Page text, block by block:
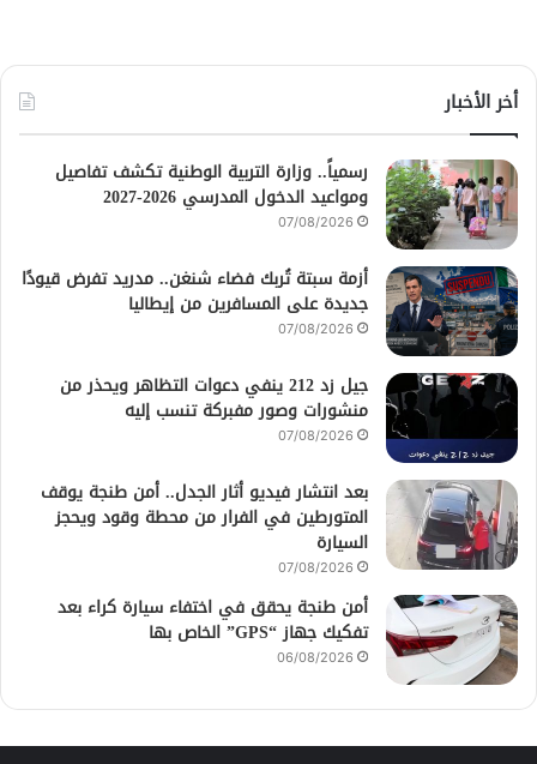
أخر الأخبار
رسمياً.. وزارة التربية الوطنية تكشف تفاصيل
ومواعيد الدخول المدرسي 2026-2027
07/08/2026
أزمة سبتة تُربك فضاء شنغن.. مدريد تفرض قيودًا
جديدة على المسافرين من إيطاليا
07/08/2026
جيل زد 212 ينفي دعوات التظاهر ويحذر من
منشورات وصور مفبركة تنسب إليه
07/08/2026
بعد انتشار فيديو أثار الجدل.. أمن طنجة يوقف
المتورطين في الفرار من محطة وقود ويحجز
السيارة
07/08/2026
أمن طنجة يحقق في اختفاء سيارة كراء بعد
تفكيك جهاز “GPS” الخاص بها
06/08/2026